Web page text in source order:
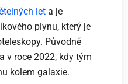
let a je
plynu, který je
Původně
v roce 2022, kdy tým
kolem galaxie.